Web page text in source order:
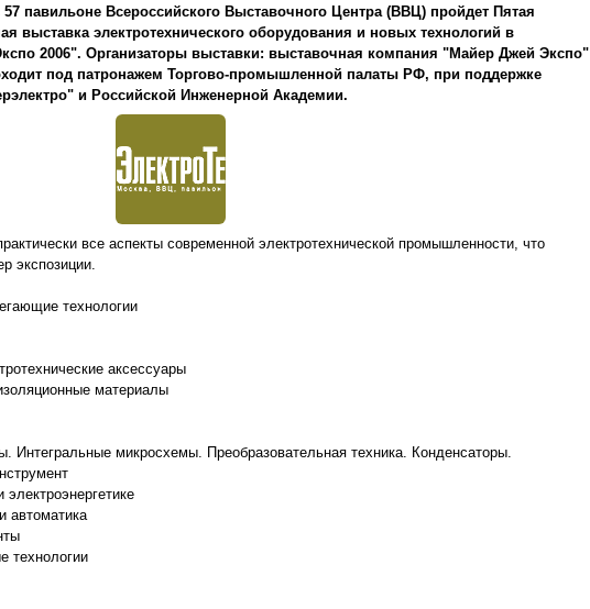
57 павильоне Всероссийского Выставочного Центра (ВВЦ) пройдет Пятая
выставка электротехнического оборудования и новых технологий в
2006". Организаторы выставки: выставочная компания "Майер Джей Экспо"
под патронажем Торгово-промышленной палаты РФ, при поддержке
и Российской Инженерной Академии.
все аспекты современной электротехнической промышленности, что
экспозиции.
технологии
аксессуары
материалы
Интегральные микросхемы. Преобразовательная техника. Конденсаторы.
автоматика
технологии